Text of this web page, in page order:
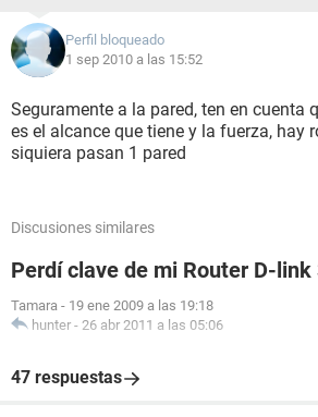
Perfil bloqueado
1 sep 2010 a las 15:52
Seguramente a la pared, ten en cuenta
es el alcance que tiene y la fuerza, hay
siquiera pasan 1 pared
Discusiones similares
Perdí clave de mi Router D-link
Tamara - 19 ene 2009 a las 19:18
hunter - 26 abr 2011 a las 05:06
47 respuestas